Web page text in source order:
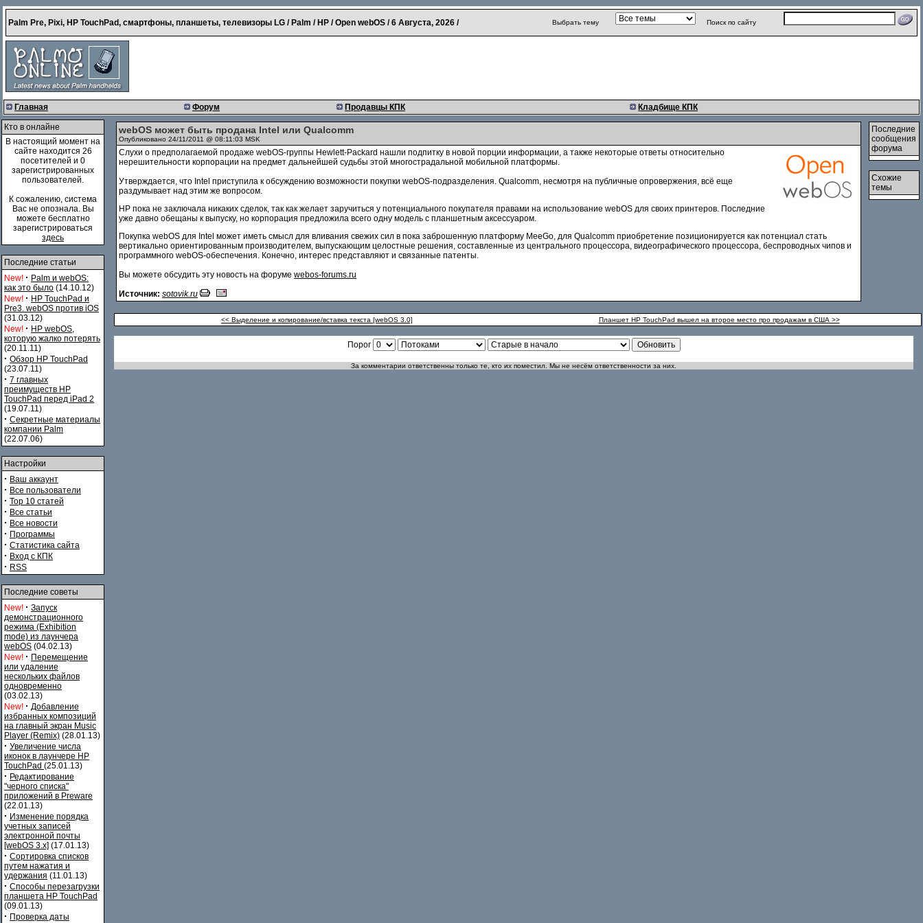
Palm Pre, Pixi, HP TouchPad, смартфоны, планшеты, телевизоры LG / Palm / HP / Open webOS /6 Августа, 2026 / Выбрать тему Поиск по сайту
Главная Форум Продавцы КПК Кладбище КПК
Кто в онлайне
В настоящий момент на
сайте находится 26
посетителей и 0
зарегистрированных
пользователей.
К сожалению, система
Вас не опознала. Вы
можете бесплатно
зарегистрироваться
здесь
Последние статьи
New! · Palm и webOS:
как это было (14.10.12)
New! · HP TouchPad и
Pre3. webOS против iOS
(31.03.12)
New! · HP webOS,
которую жалко потерять
(20.11.11)
· Обзор HP TouchPad
(23.07.11)
· 7 главных
преимуществ HP
TouchPad перед iPad 2
(19.07.11)
· Секретные материалы
компании Palm
(22.07.06)
Настройки
· Ваш аккаунт
· Все пользователи
· Top 10 статей
· Все статьи
· Все новости
· Программы
· Статистика сайта
· Вход с КПК
· RSS
Последние советы
New! · Запуск
демонстрационного
режима (Exhibition
mode) из лаунчера
webOS (04.02.13)
New! · Перемещение
или удаление
нескольких файлов
одновременно
(03.02.13)
New! · Добавление
избранных композиций
на главный экран Music
Player (Remix) (28.01.13)
· Увеличение числа
иконок в лаунчере HP
TouchPad (25.01.13)
· Редактирование
"черного списка"
приложений в Preware
(22.01.13)
· Изменение порядка
учетных записей
электронной почты
[webOS 3.x] (17.01.13)
· Сортировка списков
путем нажатия и
удержания (11.01.13)
· Способы перезагрузки
планшета HP TouchPad
(09.01.13)
· Проверка даты
webOS может быть продана Intel или Qualcomm
Опубликовано 24/11/2011 @ 08:11:03 MSK
Слухи о предполагаемой продаже webOS-группы Hewlett-Packard нашли подпитку в новой порции информации, а также некоторые ответы относительно
нерешительности корпорации на предмет дальнейшей судьбы этой многострадальной мобильной платформы.
Утверждается, что Intel приступила к обсуждению возможности покупки webOS-подразделения. Qualcomm, несмотря на публичные опровержения, всё еще
раздумывает над этим же вопросом.
HP пока не заключала никаких сделок, так как желает заручиться у потенциального покупателя правами на использование webOS для своих принтеров. Последние
уже давно обещаны к выпуску, но корпорация предложила всего одну модель с планшетным аксессуаром.
Покупка webOS для Intel может иметь смысл для вливания свежих сил в пока заброшенную платформу MeeGo, для Qualcomm приобретение позиционируется как потенциал стать
вертикально ориентированным производителем, выпускающим целостные решения, составленные из центрального процессора, видеографического процессора, беспроводных чипов и
программного webOS-обеспечения. Конечно, интерес представляют и связанные патенты.
Вы можете обсудить эту новость на форуме webos-forums.ru
Источник: sotovik.ru
Последние
сообщения
форума
Схожие
темы
<< Выделение и копирование/вставка текста [webOS 3.0] Планшет HP TouchPad вышел на второе место про продажам в США >>
Порог
За комментарии ответственны только те, кто их поместил. Мы не несём ответственности за них.